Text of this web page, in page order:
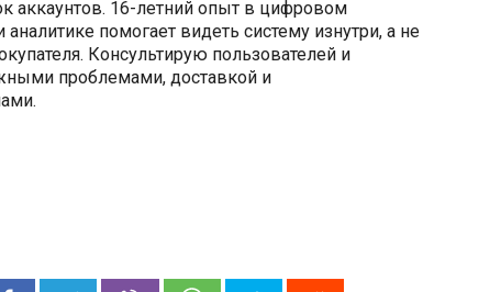
аккаунтов. 16-летний опыт в цифровом
помогает видеть систему изнутри, а не
Консультирую пользователей и
проблемами, доставкой и